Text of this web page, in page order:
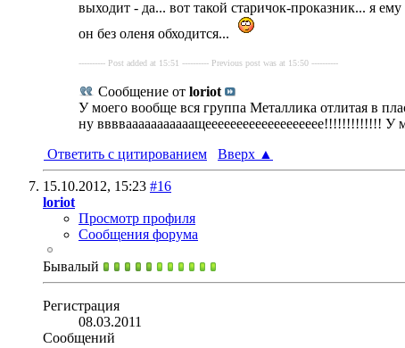
выходит - да... вот такой старичок-проказник... я
он без оленя обходится...
---------- Post added at 15:51 ---------- Previous post was at 15:50 ----------
Сообщение от loriot
У моего вообще вся группа Металлика отлитая в
ну ввввааааааааааащеееееееееееееееееее!!!!!!!!!!!!!
Ответить с цитированием
Вверх ▲
15.10.2012, 15:23 #16
loriot
Просмотр профиля
Сообщения форума
Бывалый
Регистрация
08.03.2011
Сообщений